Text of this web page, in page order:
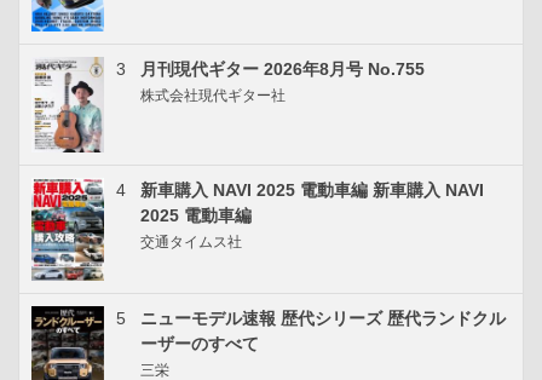
3 月刊現代ギター 2026年8月号 No.755
株式会社現代ギター社
4
新車購入 NAVI 2025 電動車編 新車購入 NAVI
2025 電動車編
交通タイムス社
5
ニューモデル速報 歴代シリーズ 歴代ランドクル
ーザーのすべて
三栄